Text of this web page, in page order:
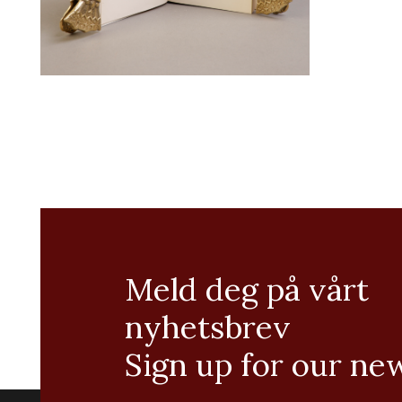
Meld deg på vårt
nyhetsbrev
Sign up for our